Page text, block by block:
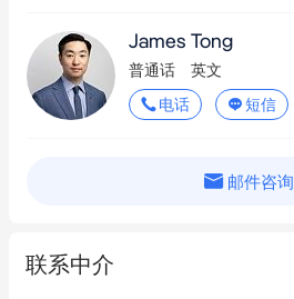
James Tong
普通话
英文
电话
短信
邮件咨询
联系中介